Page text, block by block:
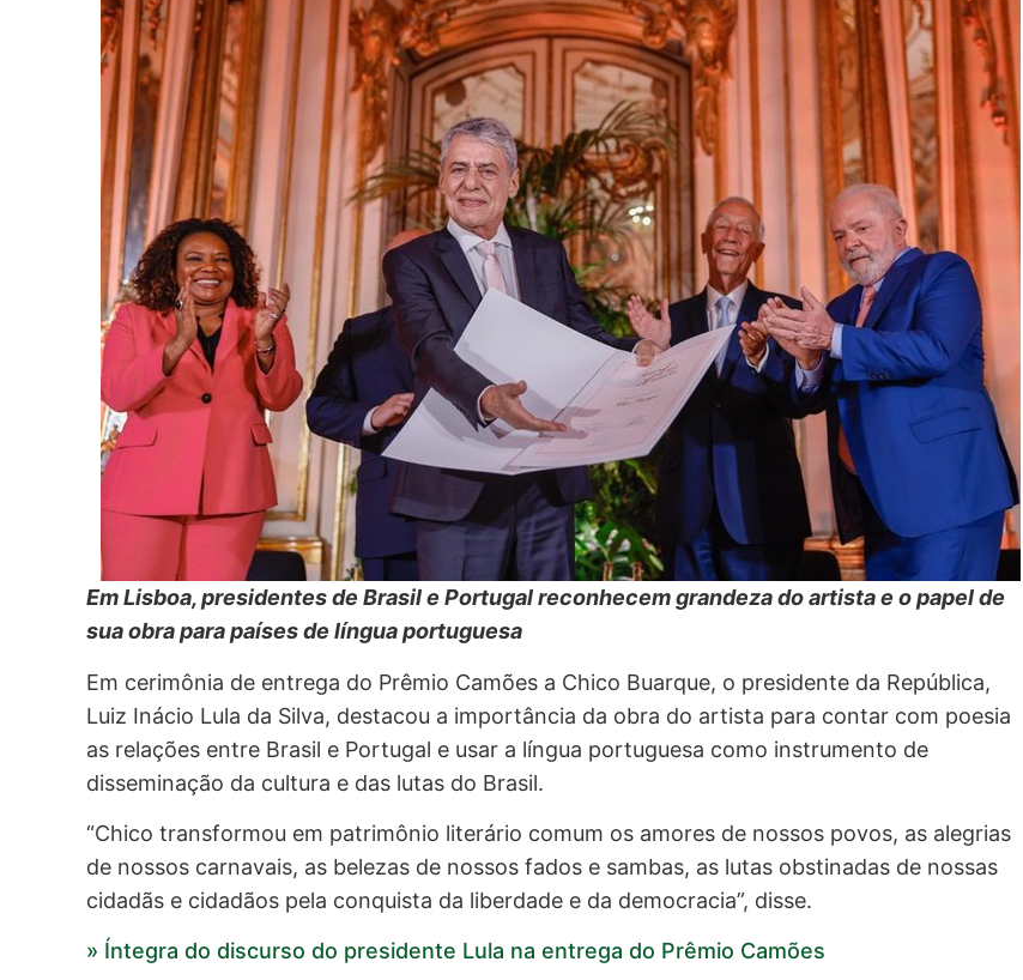
Em Lisboa, presidentes de Brasil e Portugal reconhecem grandeza do artista e o papel de
sua obra para países de língua portuguesa
Em cerimônia de entrega do Prêmio Camões a Chico Buarque, o presidente da República,
Luiz Inácio Lula da Silva, destacou a importância da obra do artista para contar com poesia
as relações entre Brasil e Portugal e usar a língua portuguesa como instrumento de
disseminação da cultura e das lutas do Brasil.
“Chico transformou em patrimônio literário comum os amores de nossos povos, as alegrias
de nossos carnavais, as belezas de nossos fados e sambas, as lutas obstinadas de nossas
cidadãs e cidadãos pela conquista da liberdade e da democracia”, disse.
» Íntegra do discurso do presidente Lula na entrega do Prêmio Camões